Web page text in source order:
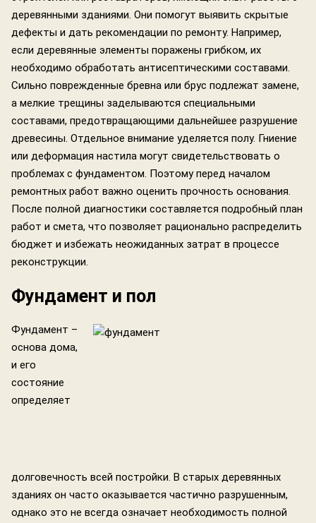
деревянными зданиями. Они помогут выявить скрытые
дефекты и дать рекомендации по ремонту. Например,
если деревянные элементы поражены грибком, их
необходимо обработать антисептическими составами.
Сильно поврежденные бревна или брус подлежат замене,
а мелкие трещины заделываются специальными
составами, предотвращающими дальнейшее разрушение
древесины. Отдельное внимание уделяется полу. Гниение
или деформация настила могут свидетельствовать о
проблемах с фундаментом. Поэтому перед началом
ремонтных работ важно оценить прочность основания.
После полной диагностики составляется подробный план
работ и смета, что позволяет рационально распределить
бюджет и избежать неожиданных затрат в процессе
реконструкции.
Фундамент и пол
Фундамент –
основа дома,
и его
состояние
определяет
долговечность всей постройки. В старых деревянных
зданиях он часто оказывается частично разрушенным,
однако это не всегда означает необходимость полной